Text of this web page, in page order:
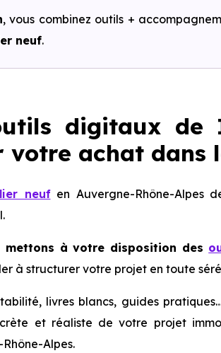
, vous combinez outils +
neuf.
digitaux de
votre achat dans
neufen Auvergne-Rhône-Alpes
mettons à votre disposition des
à structurer votre projet en toute
livres blancs, guides
et réaliste de votre projet
Alpes.